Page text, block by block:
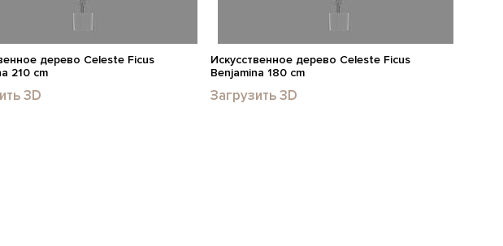
дерево Celeste Ficus
210 cm
3D
Искусственное дерево Celeste Ficus
Benjamina 180 cm
Загрузить 3D